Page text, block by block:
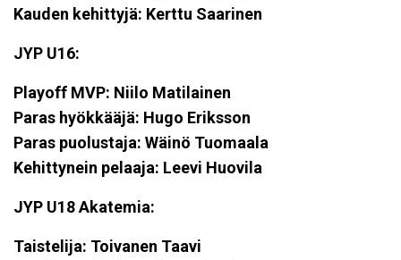
Kauden kehittyjä: Kerttu Saarinen
JYP U16:
Playoff MVP: Niilo Matilainen
Paras hyökkääjä: Hugo Eriksson
Paras puolustaja: Wäinö Tuomaala
Kehittynein pelaaja: Leevi Huovila
JYP U18 Akatemia:
Taistelija: Toivanen Taavi